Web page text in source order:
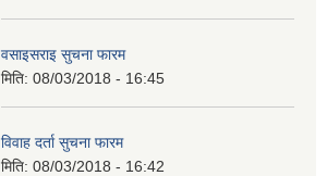
वसाइसराइ सुचना फारम
मिति: 08/03/2018 - 16:45
विवाह दर्ता सुचना फारम
मिति: 08/03/2018 - 16:42